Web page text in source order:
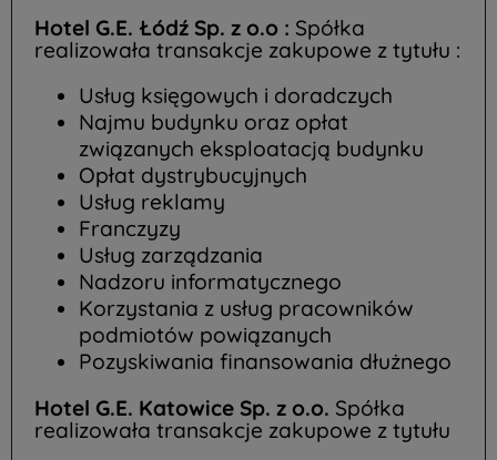
Hotel G.E. Łódź Sp. z o.o : Spółka
realizowała transakcje zakupowe z tytułu :
Usług księgowych i doradczych
Najmu budynku oraz opłat
związanych eksploatacją budynku
Opłat dystrybucyjnych
Usług reklamy
Franczyzy
Usług zarządzania
Nadzoru informatycznego
Korzystania z usług pracowników
podmiotów powiązanych
Pozyskiwania finansowania dłużnego
Hotel G.E. Katowice Sp. z o.o. Spółka
realizowała transakcje zakupowe z tytułu